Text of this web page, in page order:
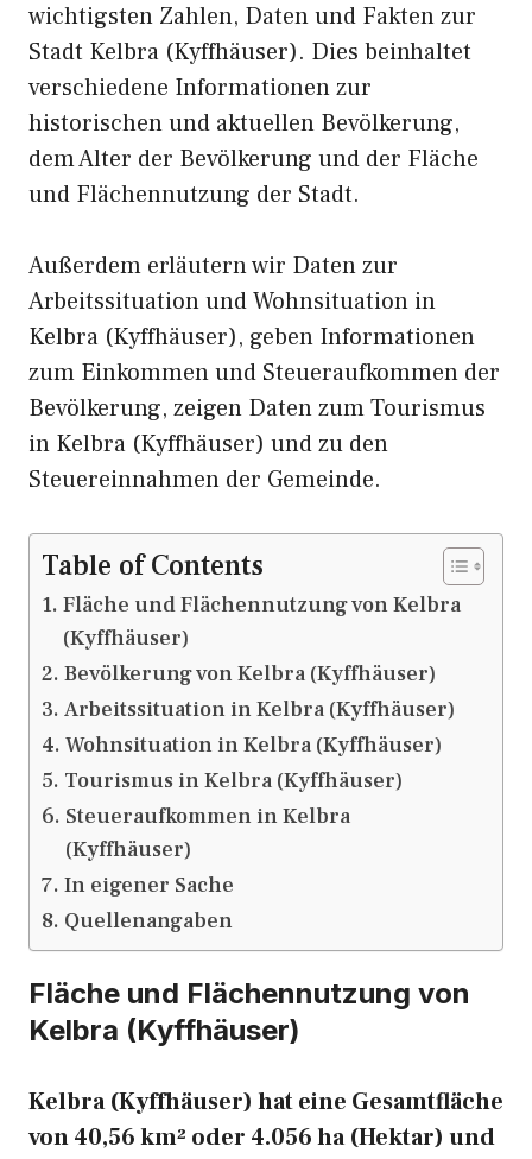
wichtigsten Zahlen, Daten und Fakten zur
Stadt Kelbra (Kyffhäuser). Dies beinhaltet
verschiedene Informationen zur
historischen und aktuellen Bevölkerung,
dem Alter der Bevölkerung und der Fläche
und Flächennutzung der Stadt.
Außerdem erläutern wir Daten zur
Arbeitssituation und Wohnsituation in
Kelbra (Kyffhäuser), geben Informationen
zum Einkommen und Steueraufkommen der
Bevölkerung, zeigen Daten zum Tourismus
in Kelbra (Kyffhäuser) und zu den
Steuereinnahmen der Gemeinde.
Table of Contents
Fläche und Flächennutzung von Kelbra
(Kyffhäuser)
Bevölkerung von Kelbra (Kyffhäuser)
Arbeitssituation in Kelbra (Kyffhäuser)
Wohnsituation in Kelbra (Kyffhäuser)
Tourismus in Kelbra (Kyffhäuser)
Steueraufkommen in Kelbra
(Kyffhäuser)
In eigener Sache
Quellenangaben
Fläche und Flächennutzung von
Kelbra (Kyffhäuser)
Kelbra (Kyffhäuser) hat eine Gesamtfläche
von 40,56 km² oder 4.056 ha (Hektar) und